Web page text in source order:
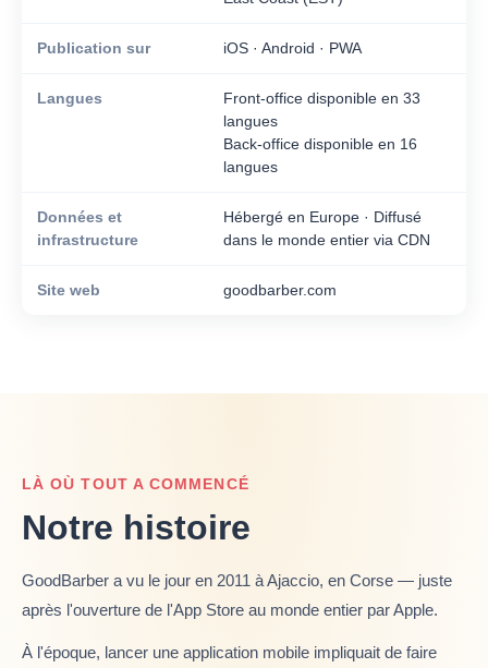
Publication sur iOS · Android · PWA
Langues
Front-office disponible en 33
langues
Back-office disponible en 16
langues
Données et
infrastructure
Hébergé en Europe · Diffusé
dans le monde entier via CDN
Site web goodbarber.com
LÀ OÙ TOUT A COMMENCÉ
Notre histoire
GoodBarber a vu le jour en 2011 à Ajaccio, en Corse — juste
après l'ouverture de l'App Store au monde entier par Apple.
À l'époque, lancer une application mobile impliquait de faire